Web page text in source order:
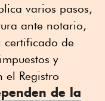
varios pasos,
ante notario,
certificado de
y
el Registro
de la